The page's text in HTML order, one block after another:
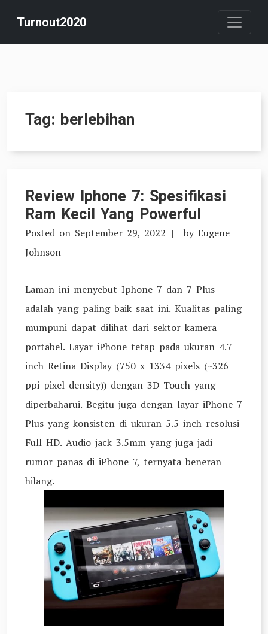
content
Turnout2020
Tag: berlebihan
Review Iphone 7: Spesifikasi
Ram Kecil Yang Powerful
Posted on September 29, 2022 by Eugene
Johnson
Laman ini menyebut Iphone 7 dan 7 Plus
adalah yang paling baik saat ini. Kualitas paling
mumpuni dapat dilihat dari sektor kamera
portabel. Layar iPhone tetap pada ukuran 4.7
inch Retina Display (750 x 1334 pixels (~326
ppi pixel density)) dengan 3D Touch yang
diperbaharui. Begitu juga dengan layar iPhone 7
Plus yang konsisten di ukuran 5.5 inch resolusi
Full HD. Audio jack 3.5mm yang juga jadi
rumor panas di iPhone 7, ternyata beneran
hilang.